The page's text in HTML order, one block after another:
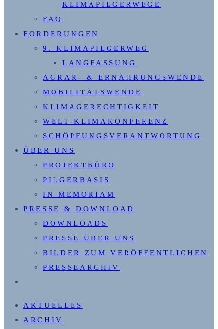
KLIMAPILGERWEGE
FAQ
FORDERUNGEN
9. KLIMAPILGERWEG
LANGFASSUNG
AGRAR- & ERNÄHRUNGSWENDE
MOBILITÄTSWENDE
KLIMAGERECHTIGKEIT
WELT-KLIMAKONFERENZ
SCHÖPFUNGSVERANTWORTUNG
ÜBER UNS
PROJEKTBÜRO
PILGERBASIS
IN MEMORIAM
PRESSE & DOWNLOAD
DOWNLOADS
PRESSE ÜBER UNS
BILDER ZUM VERÖFFENTLICHEN
PRESSEARCHIV
UMSCHALTEN
AKTUELLES
ARCHIV